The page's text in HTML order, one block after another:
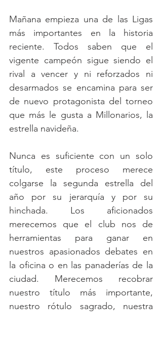
Mañana empieza una de las Ligas
más importantes en la historia
reciente. Todos saben que el
vigente campeón sigue siendo el
rival a vencer y ni reforzados ni
desarmados se encamina para ser
de nuevo protagonista del torneo
que más le gusta a Millonarios, la
estrella navideña.
Nunca es suficiente con un solo
título, este proceso merece
colgarse la segunda estrella del
año por su jerarquía y por su
hinchada. Los aficionados
merecemos que el club nos de
herramientas para ganar en
nuestros apasionados debates en
la oficina o en las panaderías de la
ciudad. Merecemos recobrar
nuestro título más importante,
nuestro rótulo sagrado, nuestra